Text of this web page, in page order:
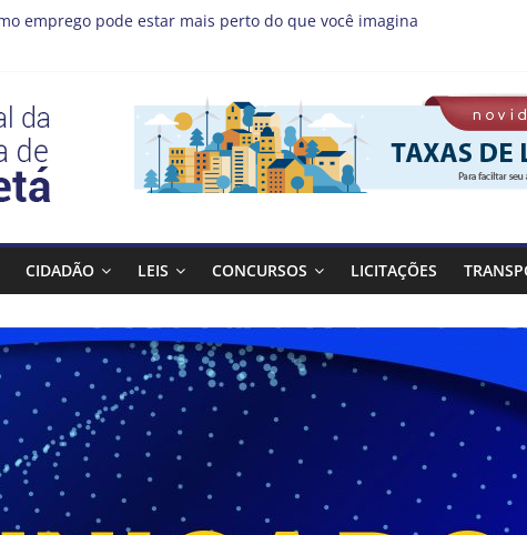
emprego pode estar mais perto do que você imagina
Cata Bagulho atenderá o seguinte bairro neste sábado, (08)
de Guaratinguetá orienta população sobre previsão de ventos fortes
CIDADÃO LEIS CONCURSOS LICITAÇÕES